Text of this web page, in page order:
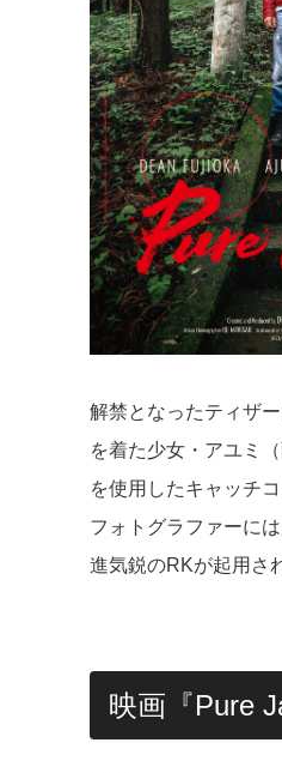
解禁となったティザ
を着た少女・アユミ
を使用したキャッチ
フォトグラファーに
進気鋭のRKが起用さ
映画『Pure